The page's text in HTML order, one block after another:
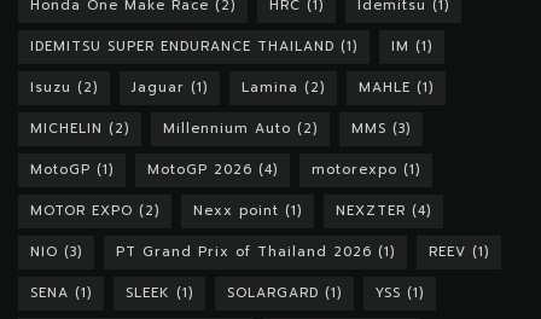
Honda One Make Race (2) HRC (1) Idemitsu (1)
IDEMITSU SUPER ENDURANCE THAILAND (1) IM (1)
Isuzu (2) Jaguar (1) Lamina (2) MAHLE (1)
MICHELIN (2) Millennium Auto (2) MMS (3)
MotoGP (1) MotoGP 2026 (4) motorexpo (1)
MOTOR EXPO (2) Nexx point (1) NEXZTER (4)
NIO (3) PT Grand Prix of Thailand 2026 (1) REEV (1)
SENA (1) SLEEK (1) SOLARGARD (1) YSS (1)